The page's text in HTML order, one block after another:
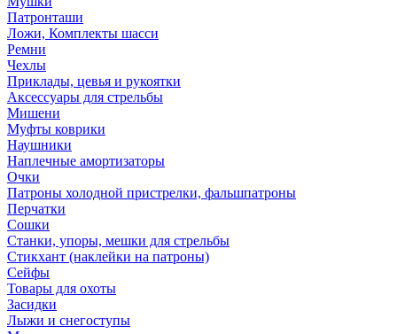
Патронташи
Ложи, Комплекты шасси
Ремни
Чехлы
Приклады, цевья и рукоятки
Аксессуары для стрельбы
Мишени
Муфты коврики
Наушники
Наплечные амортизаторы
Очки
Патроны холодной пристрелки, фальшпатроны
Перчатки
Сошки
Станки, упоры, мешки для стрельбы
Стикхант (наклейки на патроны)
Сейфы
Товары для охоты
Засидки
Лыжи и снегоступы